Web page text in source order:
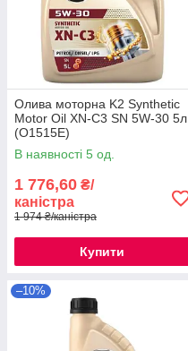
Олива моторна K2 Synthetic
Motor Oil XN-C3 SN 5W-30 5л
(O1515E)
В наявності 5 од.
1 776,60 ₴/
каністра
1 974 ₴/каністра
Купити
–10%